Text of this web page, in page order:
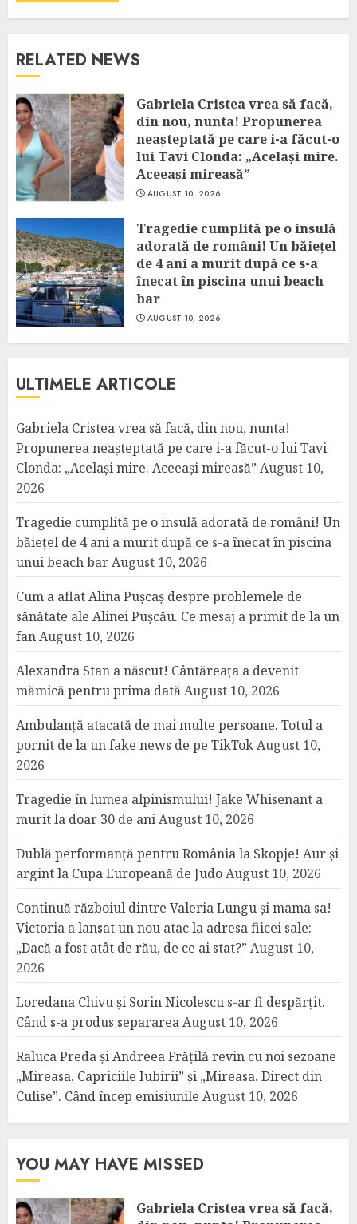
RELATED NEWS
Gabriela Cristea vrea să facă,
din nou, nunta! Propunerea
neașteptată pe care i-a făcut-o
lui Tavi Clonda: „Același mire.
Aceeași mireasă”
AUGUST 10, 2026
Tragedie cumplită pe o insulă
adorată de români! Un băiețel
de 4 ani a murit după ce s-a
înecat în piscina unui beach
bar
AUGUST 10, 2026
ULTIMELE ARTICOLE
Gabriela Cristea vrea să facă, din nou, nunta!
Propunerea neașteptată pe care i-a făcut-o lui Tavi
Clonda: „Același mire. Aceeași mireasă” August 10,
2026
Tragedie cumplită pe o insulă adorată de români! Un
băiețel de 4 ani a murit după ce s-a înecat în piscina
unui beach barAugust 10, 2026
Cum a aflat Alina Pușcaș despre problemele de
sănătate ale Alinei Pușcău. Ce mesaj a primit de la un
fanAugust 10, 2026
Alexandra Stan a născut! Cântăreața a devenit
mămică pentru prima datăAugust 10, 2026
Ambulanță atacată de mai multe persoane. Totul a
pornit de la un fake news de pe TikTokAugust 10,
2026
Tragedie în lumea alpinismului! Jake Whisenant a
murit la doar 30 de aniAugust 10, 2026
Dublă performanță pentru România la Skopje! Aur și
argint la Cupa Europeană de JudoAugust 10, 2026
Continuă războiul dintre Valeria Lungu și mama sa!
Victoria a lansat un nou atac la adresa fiicei sale:
„Dacă a fost atât de rău, de ce ai stat?” August 10,
2026
Loredana Chivu și Sorin Nicolescu s-ar fi despărțit.
Când s-a produs separareaAugust 10, 2026
Raluca Preda și Andreea Frățilă revin cu noi sezoane
„Mireasa. Capriciile Iubirii” și „Mireasa. Direct din
Culise”. Când încep emisiunile August 10, 2026
YOU MAY HAVE MISSED
Gabriela Cristea vrea să facă,